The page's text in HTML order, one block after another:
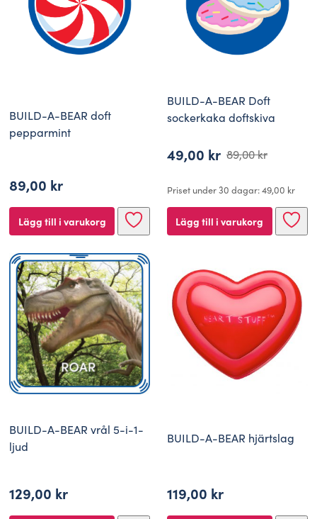
BUILD-A-BEAR doft
pepparmint
89,00 kr
Lägg till i varukorg
BUILD-A-BEAR Doft
sockerkaka doftskiva
89,00kr
Det
ursprungliga
priset
var:
49,00 kr
Det
nuvarande
priset
är:
Priset under 30 dagar:49,00 kr
Lägg till i varukorg
BUILD-A-BEAR vrål 5-i-1-
ljud
129,00 kr
BUILD-A-BEAR hjärtslag
119,00 kr